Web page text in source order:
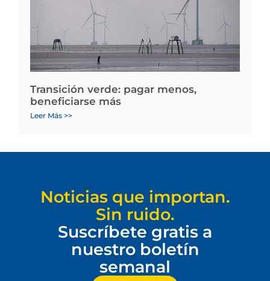
Transición verde: pagar menos,
beneficiarse más
Leer Más >>
Noticias que importan.
Sin ruido.
Suscríbete gratis a
nuestro boletín
semanal